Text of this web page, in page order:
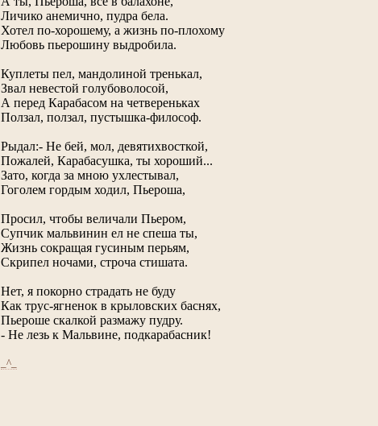
Личико анемично, пудра бела.
Хотел по-хорошему, а жизнь по-плохому
Любовь пьерошину выдробила.
Куплеты пел, мандолиной тренькал,
Звал невестой голубоволосой,
А перед Карабасом на четвереньках
Ползал, ползал, пустышка-философ.
Рыдал:- Не бей, мол, девятихвосткой,
Пожалей, Карабасушка, ты хороший...
Зато, когда за мною ухлестывал,
Гоголем гордым ходил, Пьероша,
Просил, чтобы величали Пьером,
Супчик мальвинин ел не спеша ты,
Жизнь сокращая гусиным перьям,
Скрипел ночами, строча стишата.
Нет, я покорно страдать не буду
Как трус-ягненок в крыловских баснях,
Пьероше скалкой размажу пудру.
- Не лезь к Мальвине, подкарабасник!
_^_